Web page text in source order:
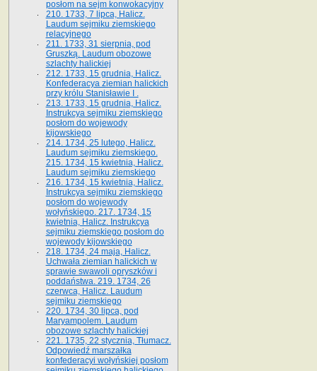
posłom na sejm konwokacyjny
210. 1733, 7 lipca, Halicz.
Laudum sejmiku ziemskiego
relacyjnego
211. 1733, 31 sierpnia, pod
Gruszką. Laudum obozowe
szlachty halickiej
212. 1733, 15 grudnia, Halicz.
Konfederacya ziemian halickich
przy królu Stanisławie I .
213. 1733, 15 grudnia, Halicz.
Instrukcya sejmiku ziemskiego
posłom do wojewody
kijowskiego
214. 1734, 25 lutego, Halicz.
Laudum sejmiku ziemskiego.
215. 1734, 15 kwietnia, Halicz.
Laudum sejmiku ziemskiego
216. 1734, 15 kwietnia, Halicz.
Instrukcya sejmiku ziemskiego
posłom do wojewody
wołyńskiego. 217. 1734, 15
kwietnia, Halicz. Instrukcya
sejmiku ziemskiego posłom do
wojewody kijowskiego
218. 1734, 24 maja, Halicz.
Uchwała ziemian halickich w
sprawie swawoli opryszków i
poddaństwa. 219. 1734, 26
czerwca, Halicz. Laudum
sejmiku ziemskiego
220. 1734, 30 lipca, pod
Maryampolem. Laudum
obozowe szlachty halickiej
221. 1735, 22 stycznia, Tłumacz.
Odpowiedź marszałka
konfederacyi wołyńskiej posłom